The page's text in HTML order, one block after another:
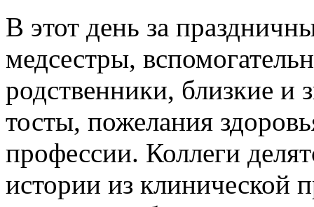
В этот день за
медсестры,
родственники, близкие и
тосты, пожелания
профессии. Коллеги
истории из клинической